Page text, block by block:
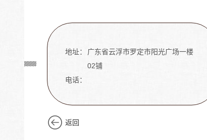
地址：
广东省云浮市罗定市阳光广场一楼
02铺
电话：
返回